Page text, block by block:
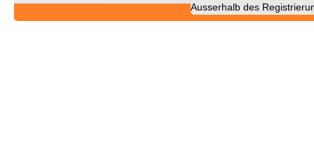
Ausserhalb des